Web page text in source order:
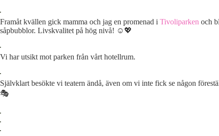
Framåt kvällen gick mamma och jag en promenad i Tivoliparken och
såpbubblor. Livskvalitet på hög nivå! ☺️💖
Vi har utsikt mot parken från vårt hotellrum.
Självklart besökte vi teatern ändå, även om vi inte fick se någon
🎭